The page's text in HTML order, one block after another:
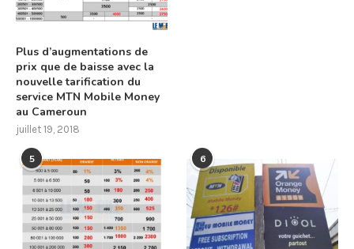
Plus d’augmentations de
prix que de baisse avec la
nouvelle tarification du
service MTN Mobile Money
au Cameroun
juillet 19, 2018
5 6